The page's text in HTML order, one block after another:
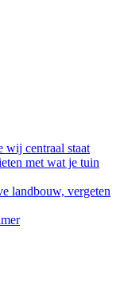
wij centraal staat
met wat je tuin
landbouw, vergeten